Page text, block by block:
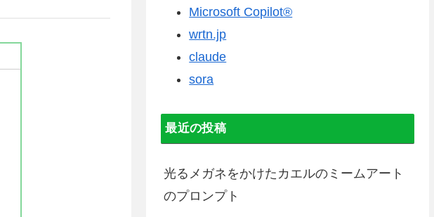
Microsoft Copilot®
wrtn.jp
claude
sora
最近の投稿
光るメガネをかけたカエルのミームアート
のプロンプト